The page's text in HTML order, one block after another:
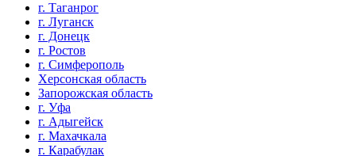
г. Таганрог
г. Луганск
г. Донецк
г. Ростов
г. Симферополь
Херсонская область
Запорожская область
г. Уфа
г. Адыгейск
г. Махачкала
г. Карабулак